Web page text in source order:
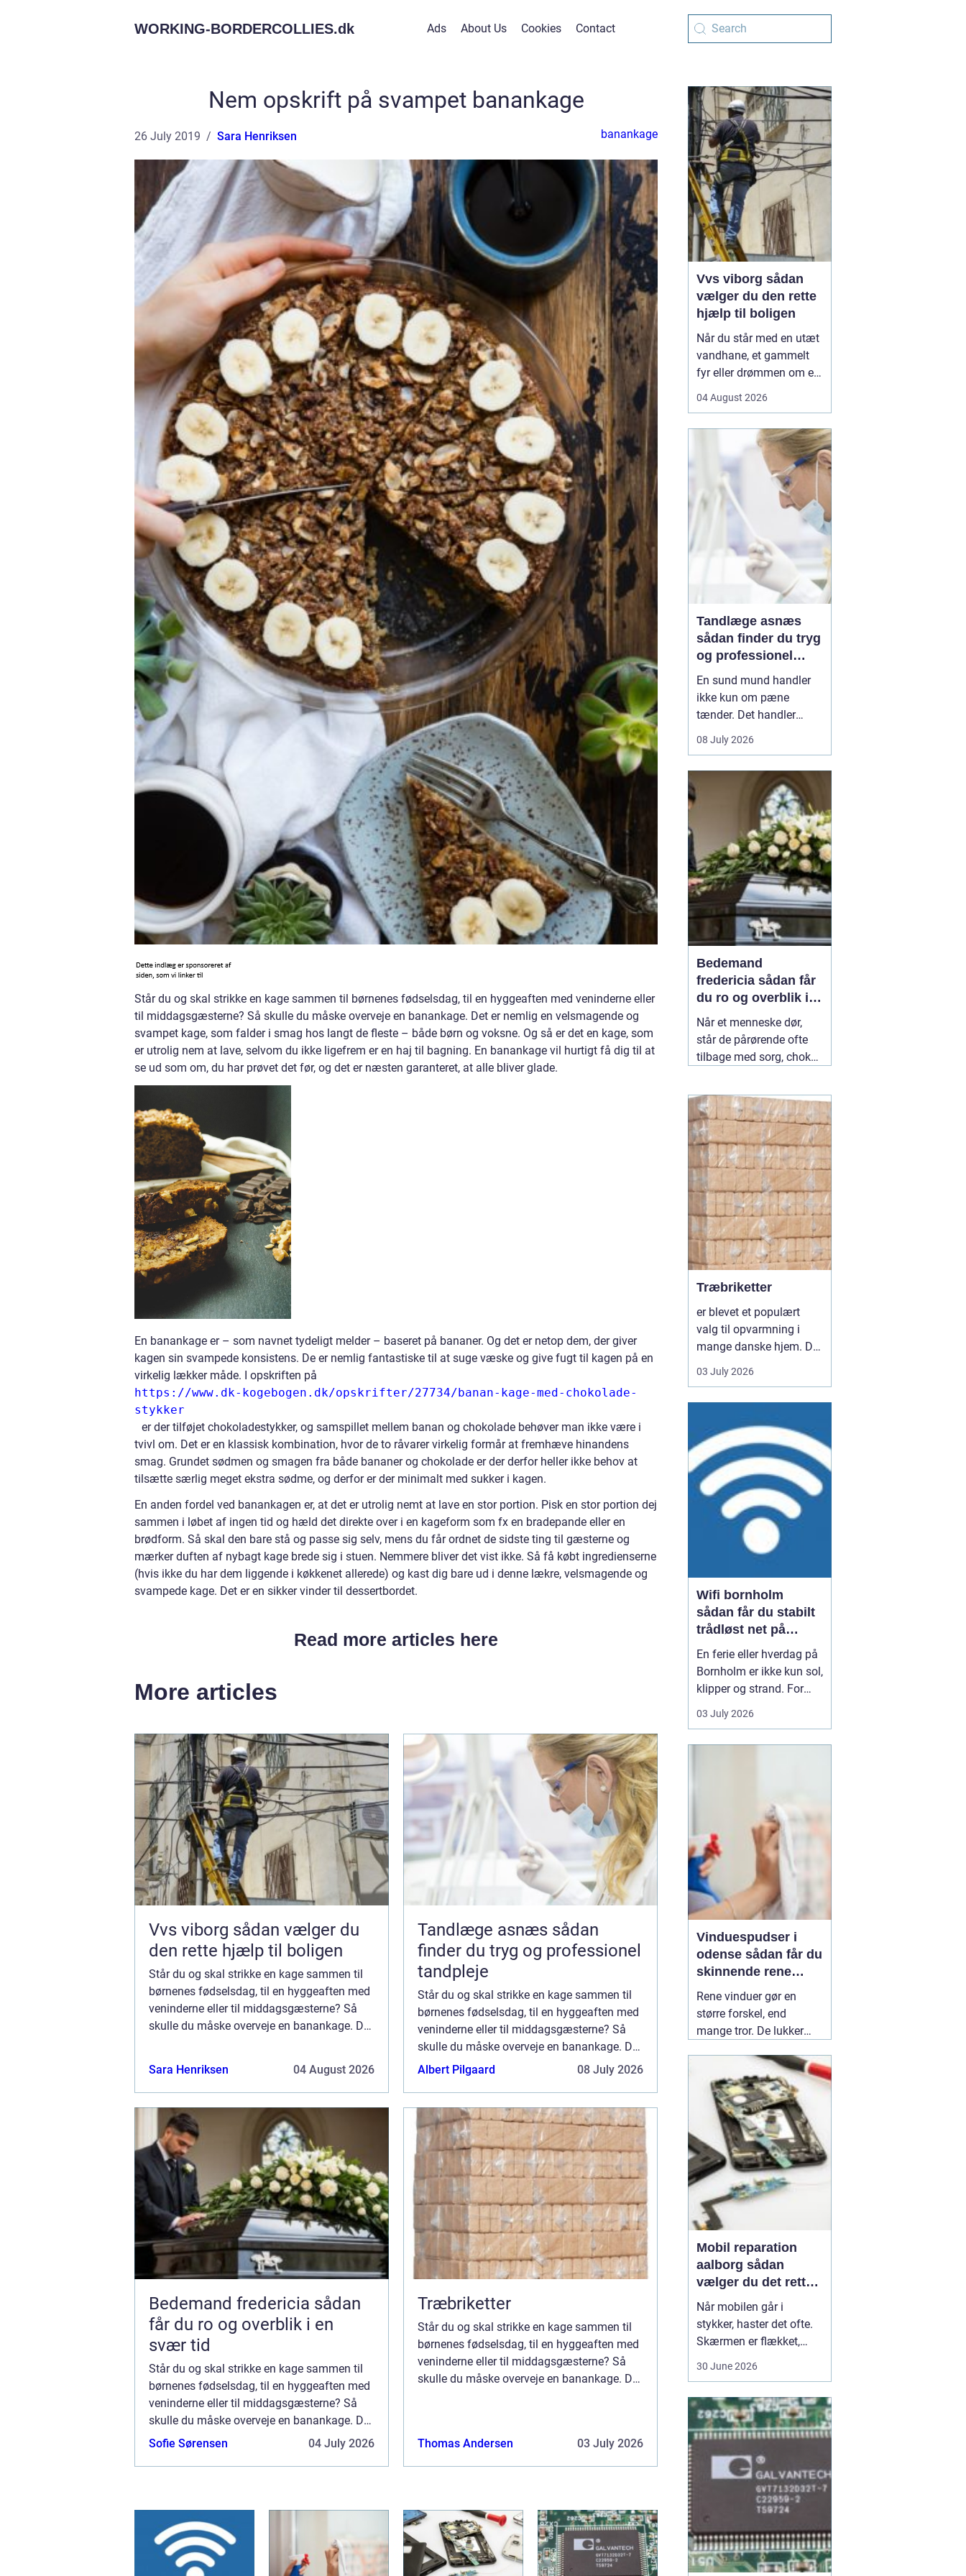
WORKING-BORDERCOLLIES.dk Ads About Us Cookies Contact
Nem opskrift på svampet banankage
26 July 2019 Sara Henriksen banankage
Står du og skal strikke en kage sammen til børnenes fødselsdag, til en hyggeaften med veninderne eller
til middagsgæsterne? Så skulle du måske overveje en banankage. Det er nemlig en velsmagende og
svampet kage, som falder i smag hos langt de fleste – både børn og voksne. Og så er det en kage, som
er utrolig nem at lave, selvom du ikke ligefrem er en haj til bagning. En banankage vil hurtigt få dig til at
se ud som om, du har prøvet det før, og det er næsten garanteret, at alle bliver glade.
En banankage er – som navnet tydeligt melder – baseret på bananer. Og det er netop dem, der giver
kagen sin svampede konsistens. De er nemlig fantastiske til at suge væske og give fugt til kagen på en
virkelig lækker måde. I opskriften på
https://www.dk-kogebogen.dk/opskrifter/27734/banan-kage-med-chokolade-
stykker
er der tilføjet chokoladestykker, og samspillet mellem banan og chokolade behøver man ikke være i
tvivl om. Det er en klassisk kombination, hvor de to råvarer virkelig formår at fremhæve hinandens
smag. Grundet sødmen og smagen fra både bananer og chokolade er der derfor heller ikke behov at
tilsætte særlig meget ekstra sødme, og derfor er der minimalt med sukker i kagen.
En anden fordel ved banankagen er, at det er utrolig nemt at lave en stor portion. Pisk en stor portion dej
sammen i løbet af ingen tid og hæld det direkte over i en kageform som fx en bradepande eller en
brødform. Så skal den bare stå og passe sig selv, mens du får ordnet de sidste ting til gæsterne og
mærker duften af nybagt kage brede sig i stuen. Nemmere bliver det vist ikke. Så få købt ingredienserne
(hvis ikke du har dem liggende i køkkenet allerede) og kast dig bare ud i denne lækre, velsmagende og
svampede kage. Det er en sikker vinder til dessertbordet.
Read more articles here
More articles
Vvs viborg sådan vælger du
den rette hjælp til boligen
Står du og skal strikke en kage sammen til
børnenes fødselsdag, til en hyggeaften med
veninderne eller til middagsgæsterne? Så
skulle du måske overveje en banankage. Det
Sara Henriksen 04 August 2026
Tandlæge asnæs sådan
finder du tryg og professionel
tandpleje
Står du og skal strikke en kage sammen til
børnenes fødselsdag, til en hyggeaften med
veninderne eller til middagsgæsterne? Så
skulle du måske overveje en banankage. Det
er nemlig en velsmagende og svampet kage,
Albert Pilgaard 08 July 2026
Bedemand fredericia sådan
får du ro og overblik i en
svær tid
Står du og skal strikke en kage sammen til
børnenes fødselsdag, til en hyggeaften med
veninderne eller til middagsgæsterne? Så
skulle du måske overveje en banankage. Det
er nemlig en velsmagende og svampet kage,
Sofie Sørensen 04 July 2026
Træbriketter
Står du og skal strikke en kage sammen til
børnenes fødselsdag, til en hyggeaften med
veninderne eller til middagsgæsterne? Så
skulle du måske overveje en banankage. Det
Thomas Andersen 03 July 2026
Vvs viborg sådan
vælger du den rette
hjælp til boligen
Når du står med en utæt
vandhane, et gammelt
fyr eller drømmen om et
dygtig VVSer være
løsning og en dyr
langtidsskade. I Viborg
og omegn findes der
mange fagfolk, men
hvordan sikrer du dig, at
04 August 2026
Tandlæge asnæs
sådan finder du tryg
og professionel
tandpleje
En sund mund handler
ikke kun om pæne
tænder. Det handler
også om at kunne spise
uden smerter, tale frit og
bekymret. For mange i
og omkring Asnæs kan
det dog være en
udfordring at finde den
rette tandlæge, især hvis
man har haft d...
08 July 2026
Bedemand
fredericia sådan får
du ro og overblik i
en svær tid
Når et menneske dør,
står de pårørende ofte
tilbage med sorg, chok
Hvad skal gøres først?
Hvem kontakter man?
Hvordan skaber man en
afsked, som føles rigtig?
Her spiller en lokal 04
July 2026
Træbriketter
er blevet et populært
valg til opvarmning i
mange danske hjem. De
er nemme at håndtere,
giver en høj varme og
almindeligt brænde.
Samtidig kan de udnytte
resttræ fra træindustrien,
som ellers ville gå til
spil...
03 July 2026
Wifi bornholm
sådan får du stabilt
trådløst net på
klippeøen
En ferie eller hverdag på
Bornholm er ikke kun sol,
klipper og strand. For
mange er en stabil
internetforbindelse
sommerhuset eller driver
en mindre virksomhed...
03 July 2026
Vinduespudser i
odense sådan får du
skinnende rene
ruder året rundt
Rene vinduer gør en
større forskel, end
mange tror. De lukker
erhvervsbygninger til at
fremstå velholdte og
giver et bedre indeklima.
Flere boligejere og
virksomheder vælger
derfor at bruge en
professionel01 July
2026
Mobil reparation
aalborg sådan
vælger du det rette
værksted
Når mobilen går i
stykker, haster det ofte.
Skærmen er flækket,
Aalborg er der flere
værksteder at vælge
imellem, og det kan være
svært at gennemskue,
hvem der faktisk leverer
30 June 2026